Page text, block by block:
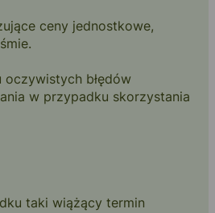
ceny jednostkowe,
błędów
w przypadku skorzystania
taki wiążący termin